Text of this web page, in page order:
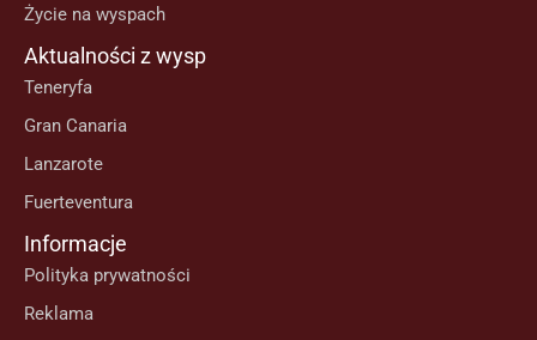
Życie na wyspach
Aktualności z wysp
Teneryfa
Gran Canaria
Lanzarote
Fuerteventura
Informacje
Polityka prywatności
Reklama